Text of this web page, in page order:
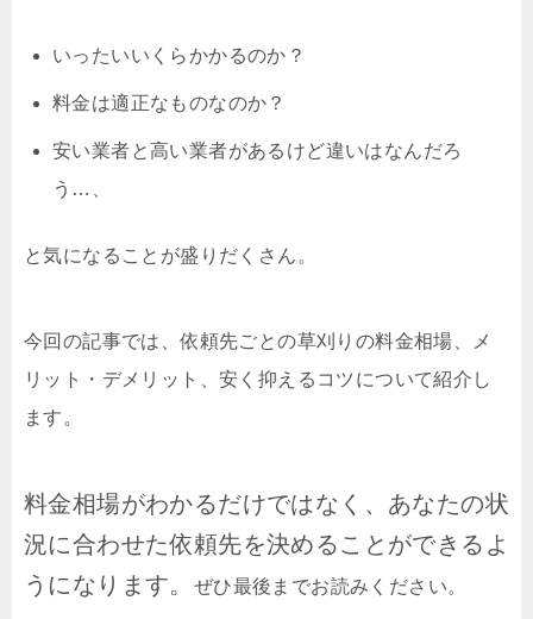
いったいいくらかかるのか？
料金は適正なものなのか？
安い業者と高い業者があるけど違いはなんだろ
う…、
と気になることが盛りだくさん。
今回の記事では、依頼先ごとの草刈りの料金相場、メ
リット・デメリット、安く抑えるコツについて紹介し
ます。
料金相場がわかるだけではなく、あなたの状
況に合わせた依頼先を決めることができるよ
うになります。
ぜひ最後までお読みください。